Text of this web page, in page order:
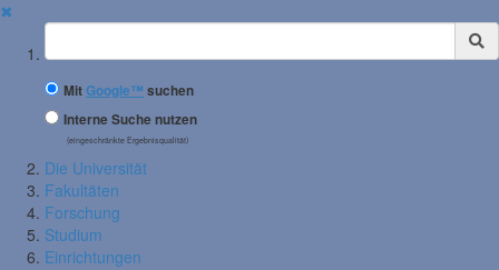
✖
Suchbegriff
MitGoogle™ suchen
Interne Suche nutzen
(eingeschränkte Ergebnisqualität)
Die Universität
Fakultäten
Forschung
Studium
Einrichtungen